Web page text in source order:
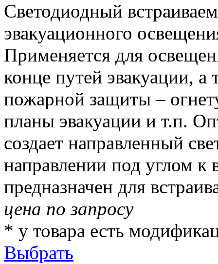
Светодиодный
эвакуационного
Применяется для
конце путей эвакуации, а
пожарной защиты –
планы эвакуации и т.п.
создает направленный
направлении под углом к
предназначен для
цена по запросу
* у товара есть
Выбрать